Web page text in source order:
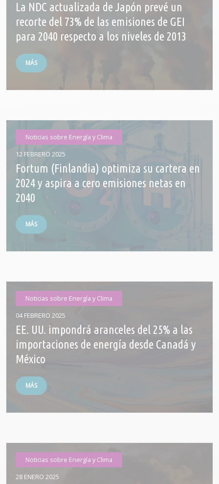
La NDC actualizada de Japón prevé un
recorte del 73% de las emisiones de GEI
para 2040 respecto a los niveles de 2013
MÁS
Noticias sobre Energía y Clima
12 FEBRERO 2025
Fortum (Finlandia) optimiza su cartera en
2024 y aspira a cero emisiones netas en
2040
MÁS
Noticias sobre Energía y Clima
04 FEBRERO 2025
EE. UU. impondrá aranceles del 25% a las
importaciones de energía desde Canadá y
México
MÁS
Noticias sobre Energía y Clima
28 ENERO 2025